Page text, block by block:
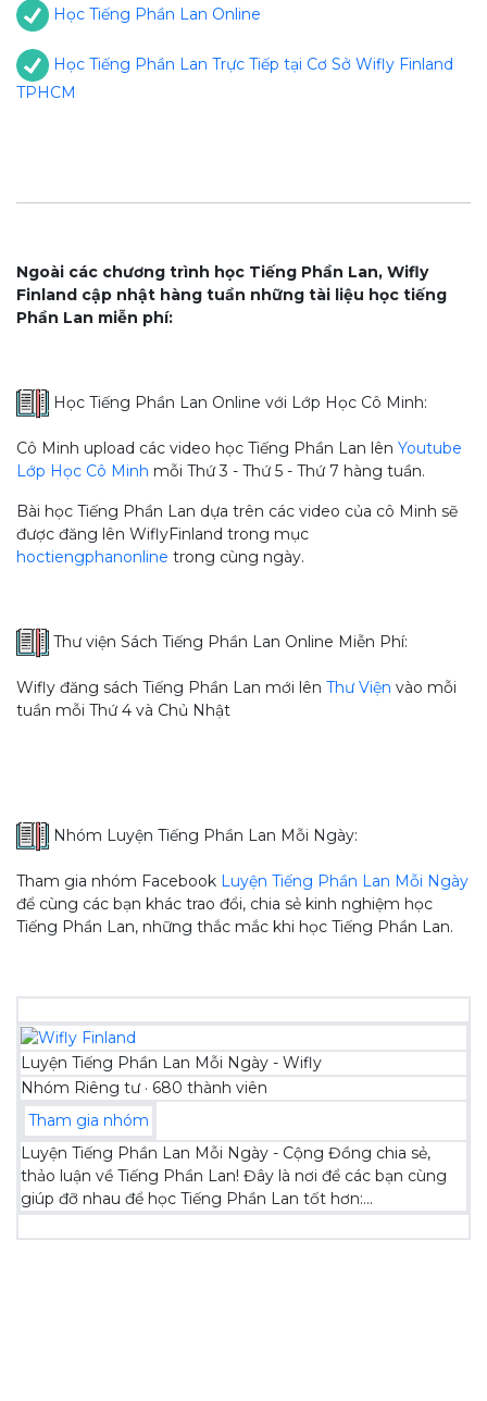
Học Tiếng Phần Lan Online
Học Tiếng Phần Lan Trực Tiếp tại Cơ Sở Wifly Finland
TPHCM
Ngoài các chương trình học Tiếng Phần Lan, Wifly
Finland cập nhật hàng tuần những tài liệu học tiếng
Phần Lan miễn phí:
Học Tiếng Phần Lan Online với Lớp Học Cô Minh:
Cô Minh upload các video học Tiếng Phần Lan lên Youtube
Lớp Học Cô Minh mỗi Thứ 3 - Thứ 5 - Thứ 7 hàng tuần.
Bài học Tiếng Phần Lan dựa trên các video của cô Minh sẽ
được đăng lên WiflyFinland trong mục
hoctiengphanonline trong cùng ngày.
Thư viện Sách Tiếng Phần Lan Online Miễn Phí:
Wifly đăng sách Tiếng Phần Lan mới lên Thư Viện vào mỗi
tuần mỗi Thứ 4 và Chủ Nhật
Nhóm Luyện Tiếng Phần Lan Mỗi Ngày:
Tham gia nhóm Facebook Luyện Tiếng Phần Lan Mỗi Ngày
để cùng các bạn khác trao đổi, chia sẻ kinh nghiệm học
Tiếng Phần Lan, những thắc mắc khi học Tiếng Phần Lan.
Luyện Tiếng Phần Lan Mỗi Ngày - Wifly
Nhóm Riêng tư · 680 thành viên
Tham gia nhóm
Luyện Tiếng Phần Lan Mỗi Ngày - Cộng Đồng chia sẻ,
thảo luận về Tiếng Phần Lan! Đây là nơi để các bạn cùng
giúp đỡ nhau để học Tiếng Phần Lan tốt hơn:...